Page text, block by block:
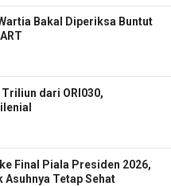
Bakal Diperiksa Buntut
dari ORI030,
Final Piala Presiden 2026,
Asuhnya Tetap Sehat